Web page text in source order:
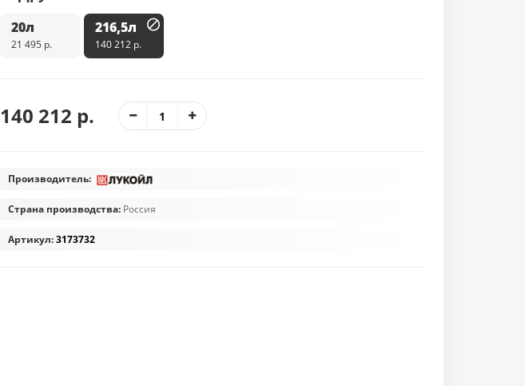
20л
21 495 р.
216,5л
140 212 р.
140 212 р.
Производитель:
Страна производства: Россия
Артикул:3173732